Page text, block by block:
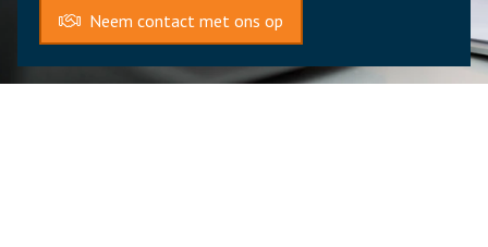
Neem contact met ons op